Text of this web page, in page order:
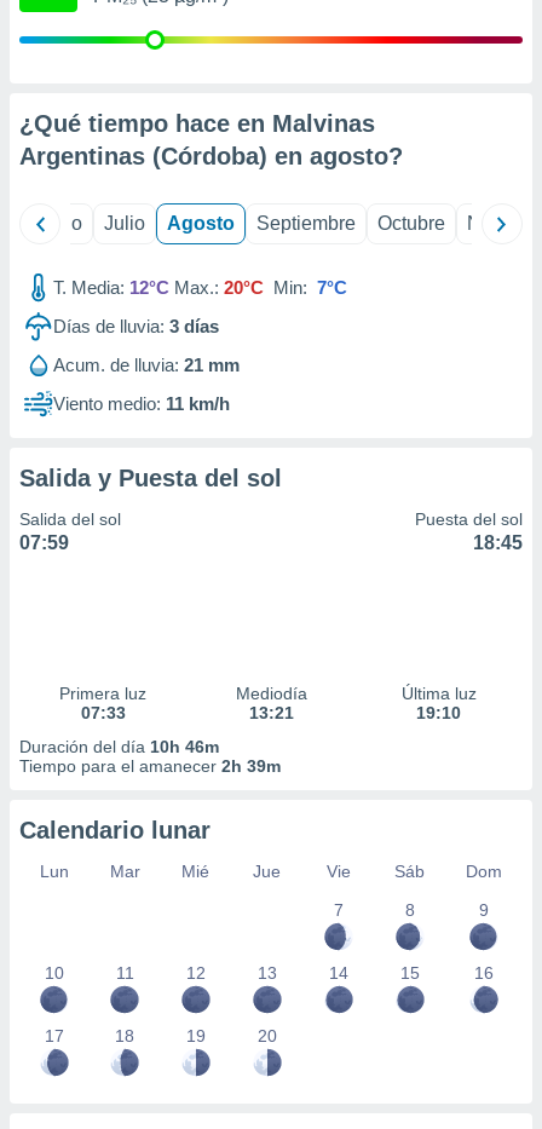
mediante
de
1199
¿Qué tiempo hace en Malvinas
Argentinas (Córdoba) en agosto?
Junio Julio Agosto Septiembre Octubre
T. Media: 12°C Max.: 20°C Min: 7°C
Días de lluvia: 3 días
Acum. de lluvia: 21 mm
Viento medio: 11 km/h
Salida y Puesta del sol
Salida del sol
07:59
Puesta del sol
18:45
Primera luz
07:33
Mediodía
13:21
Última luz
19:10
Duración del día 10h 46m
Tiempo para el amanecer 2h 39m
Calendario lunar
Lun Mar Mié Jue Vie Sáb
Dom
7
8 9
10 11 12 13 14 15 16
17 18 19 20